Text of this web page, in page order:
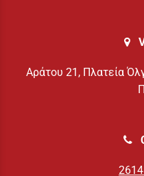
Αράτου 21, Πλατεία